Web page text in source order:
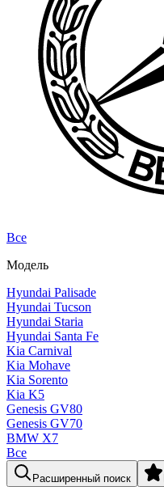
Все
Модель
Hyundai Palisade
Hyundai Tucson
Hyundai Staria
Hyundai Santa Fe
Kia Carnival
Kia Mohave
Kia Sorento
Kia K5
Genesis GV80
Genesis GV70
BMW X7
Все
Расширенный поиск